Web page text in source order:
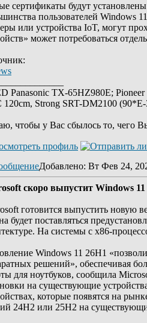
сертификаты будут
пользователей Windows
или устройства IoT, могут
может потребоваться
Panasonic TX-65HZ980E;
120cm, Strong SRT-DM2100
чтобы у Вас сбылось то, чего
Добавлено: Вт Фев 24,
скоро выпустит Windows 11
готовится выпустить новую
будет поставляться
На системы с x86-
Windows 11 26H1
решений», обеспечивая
для ноутбуков, сообщила
на существующие
которые появятся на
24H2 или 25H2 на